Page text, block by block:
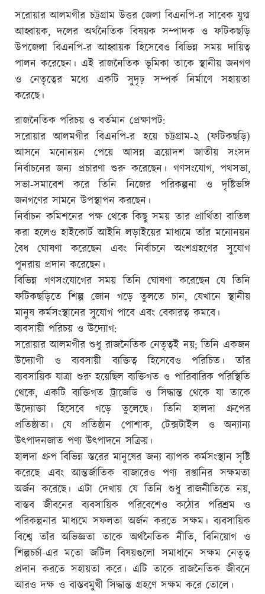
সরোয়ার আলমগীর চট্টগ্রাম উত্তর জেলা বিএনপি-র সাবেক যুগ্ম
আহ্বায়ক, দলের অর্থনৈতিক বিষয়ক সম্পাদক ও ফটিকছড়ি
উপজেলা বিএনপি-র আহ্বায়ক হিসেবেও বিভিন্ন সময় দায়িত্ব
পালন করেছেন। এই রাজনৈতিক ভূমিকা তাকে স্থানীয় জনগণ
ও নেতৃত্বের মধ্যে একটি সুদৃঢ় সম্পর্ক নির্মাণে সহায়তা
করেছে।
রাজনৈতিক পরিচয় ও বর্তমান প্রেক্ষাপট:
সরোয়ার আলমগীর বিএনপি-র হয়ে চট্টগ্রাম-২ (ফটিকছড়ি)
আসনে মনোনয়ন পেয়ে আসন্ন ত্রয়োদশ জাতীয় সংসদ
নির্বাচনের জন্য প্রচারণা শুরু করেছেন। গণসংযোগ, পথসভা,
সভা-সমাবেশ করে তিনি নিজের পরিকল্পনা ও দৃষ্টিভঙ্গি
জনগণের সামনে উপস্থাপন করছেন।
নির্বাচন কমিশনের পক্ষ থেকে কিছু সময় তার প্রার্থিতা বাতিল
করা হলেও হাইকোর্ট আইনি লড়াইয়ের মাধ্যমে তাঁর মনোনয়ন
বৈধ ঘোষণা করেছেন এবং নির্বাচনে অংশগ্রহণের সুযোগ
পুনরায় প্রদান করেছেন।
বিভিন্ন গণসংযোগের সময় তিনি ঘোষণা করেছেন যে তিনি
ফটিকছড়িতে শিল্প জোন গড়ে তুলতে চান, যেখানে স্থানীয়
মানুষ কর্মসংস্থানের সুযোগ পাবে এবং বেকারত্ব কমবে।
ব্যবসায়ী পরিচয় ও উদ্যোগ:
সরোয়ার আলমগীর শুধু রাজনৈতিক নেতৃত্বই নয়; তিনি একজন
উদ্যোগী ও ব্যবসায়ী ব্যক্তিত্ব হিসেবেও পরিচিত। তাঁর
ব্যবসায়িক যাত্রা শুরু হয়েছিল ব্যক্তিগত ও পারিবারিক পরিস্থিতি
থেকে, একটি ব্যক্তিগত ট্রাজেডি ও সিদ্ধান্ত থেকে যা তাকে
উদ্যোক্তা হিসেবে গড়ে তুলেছে। তিনি হালদা গ্রুপের
প্রতিষ্ঠাতা। যে প্রতিষ্ঠান পোশাক, টেক্সটাইল ও অন্যান্য
উৎপাদনজাত পণ্য উৎপাদনে সক্রিয়।
হালদা গ্রুপ বিভিন্ন স্তরের মানুষের জন্য ব্যাপক কর্মসংস্থান সৃষ্টি
করেছে এবং আন্তর্জাতিক বাজারেও পণ্য রপ্তানির সক্ষমতা
অর্জন করেছে। এটা দেখায় যে তিনি শুধু রাজনীতিতে নয়,
বাস্তব জীবনের ব্যবসায়িক পরিবেশেও কঠোর পরিশ্রম ও
পরিকল্পনার মাধ্যমে সফলতা অর্জন করতে সক্ষম। ব্যবসায়িক
বিশ্বে তাঁর অভিজ্ঞতা তাকে অর্থনৈতিক নীতি, বিনিয়োগ ও
শিল্পচর্চা-এর মতো জটিল বিষয়গুলো সমাধানে সক্ষম নেতৃত্ব
প্রদান করতে সহায়তা করে। এটি তাকে রাজনৈতিক জীবনে
আরও দক্ষ ও বাস্তবমুখী সিদ্ধান্ত গ্রহণে সক্ষম করে তোলে।